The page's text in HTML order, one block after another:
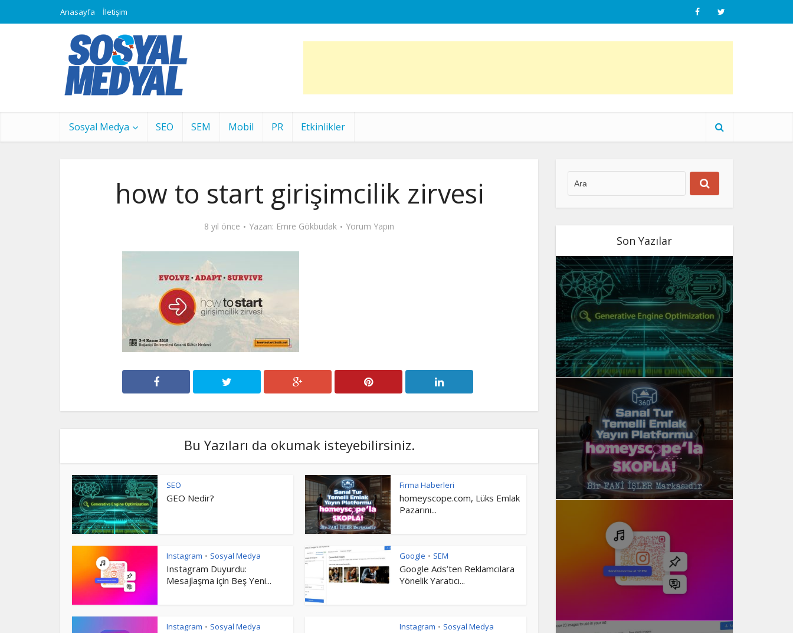
Anasayfa İletişim
Sosyal Medya SEO SEM Mobil PR Etkinlikler
how to start girişimcilik zirvesi
8 yıl önce Yazan: Emre Gökbudak Yorum Yapın
Bu Yazıları da okumak isteyebilirsiniz.
SEO
GEO Nedir?
Firma Haberleri
homeyscope.com, Lüks Emlak
Pazarını...
Instagram • Sosyal Medya
Instagram Duyurdu:
Mesajlaşma için Beş Yeni...
Google • SEM
Google Ads’ten Reklamcılara
Yönelik Yaratıcı...
Instagram • Sosyal Medya Instagram • Sosyal Medya
Son Yazılar